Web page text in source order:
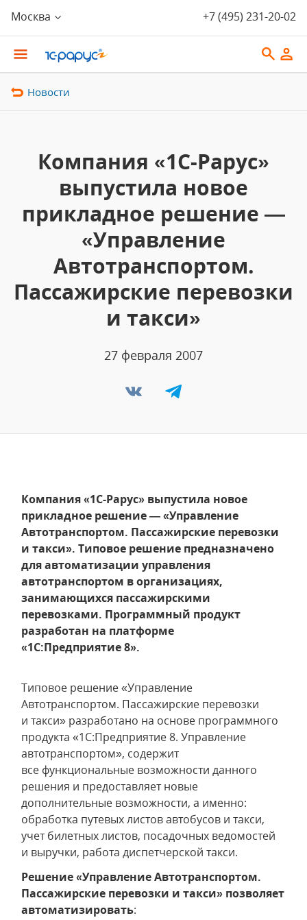
Москва +7 (495) 231-20-02
Новости
Компания «1С-Рарус»
выпустила новое
прикладное решение —
«Управление
Автотранспортом.
Пассажирские перевозки
и такси»
27 февраля 2007
Компания «1С-Рарус» выпустила новое
прикладное решение — «Управление
Автотранспортом. Пассажирские перевозки
и такси». Типовое решение предназначено
для автоматизации управления
автотранспортом в организациях,
занимающихся пассажирскими
перевозками. Программный продукт
разработан на платформе
«1С:Предприятие 8».
Типовое решение «Управление
Автотранспортом. Пассажирские перевозки
и такси» разработано на основе программного
продукта «1С:Предприятие 8. Управление
автотранспортом», содержит
все функциональные возможности данного
решения и предоставляет новые
дополнительные возможности, а именно:
обработка путевых листов автобусов и такси,
учет билетных листов, посадочных ведомостей
и выручки, работа диспетчерской такси.
Решение «Управление Автотранспортом.
Пассажирские перевозки и такси» позволяет
автоматизировать: